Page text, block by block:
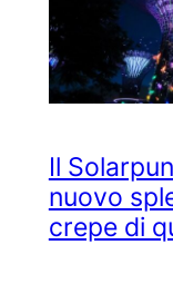
Il
nuovo
crepe di